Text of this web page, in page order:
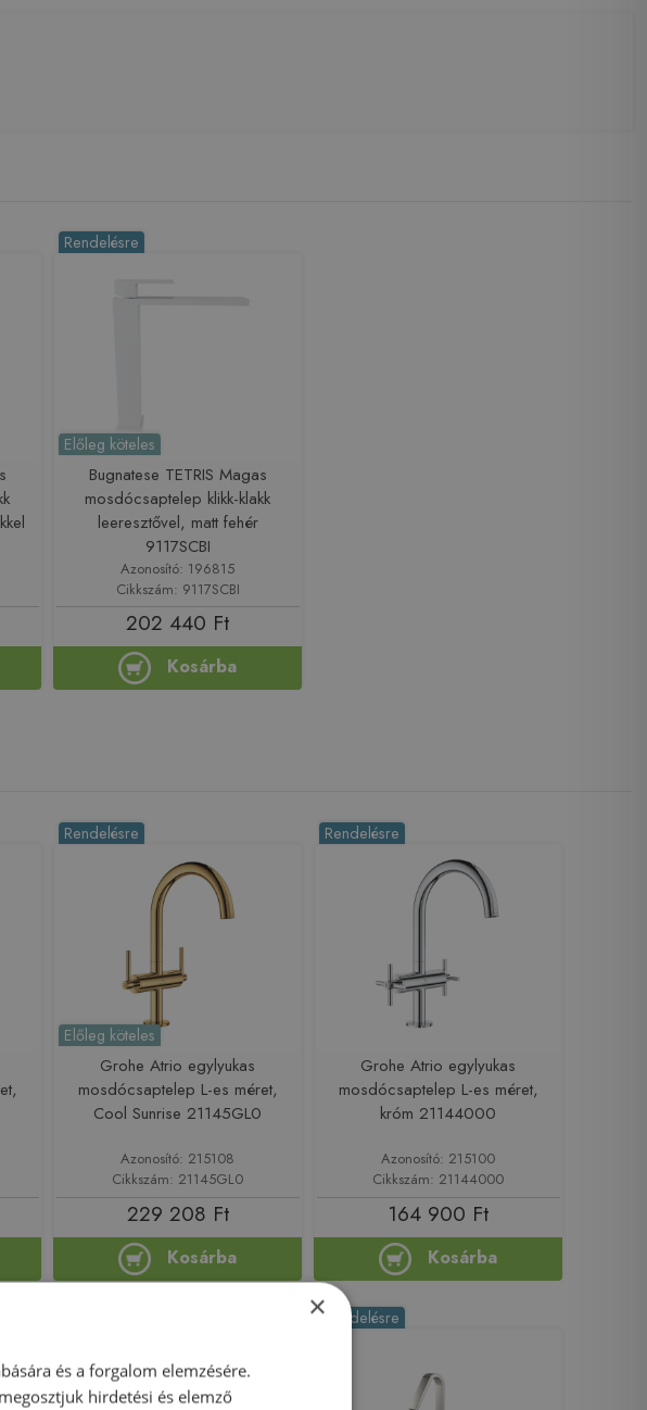
Rendelésre
Előleg köteles
Bugnatese TETRIS Magas
mosdócsaptelep klikk-klakk
leeresztővel, matt fehér
9117SCBI
Azonosító: 196815
Cikkszám: 9117SCBI
202 440 Ft
Kosárba
Rendelésre
Előleg köteles
Grohe Atrio egylyukas
mosdócsaptelep L-es méret,
Cool Sunrise 21145GL0
Azonosító: 215108
Cikkszám: 21145GL0
229 208 Ft
Kosárba
Rendelésre
Grohe Atrio egylyukas
mosdócsaptelep L-es méret,
króm 21144000
Azonosító: 215100
Cikkszám: 21144000
164 900 Ft
Kosárba
Rendelésre
×
és a forgalom elemzésére.
hirdetési és elemző